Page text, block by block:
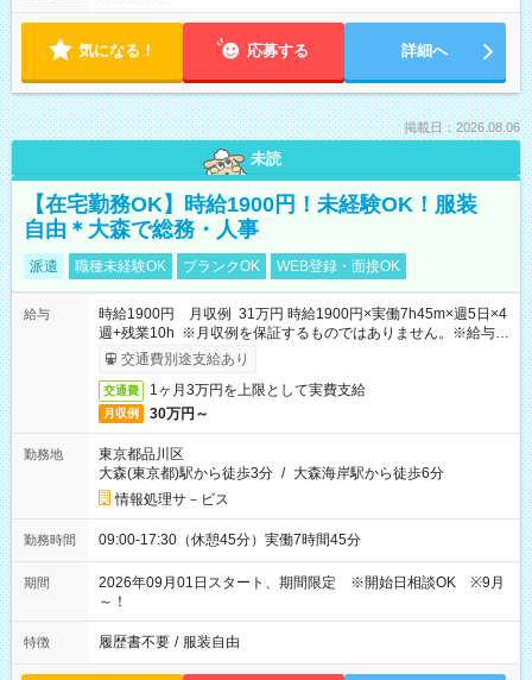
気になる！ 応募する 詳細へ
掲載日：2026.08.06
未読
【在宅勤務OK】時給1900円！未経験OK！服装
自由＊大森で総務・人事
派遣 職種未経験OK ブランクOK WEB登録・面接OK
給与
時給1900円 月収例 31万円 時給1900円×実働7h45m×週5日×4
週+残業10h ※月収例を保証するものではありません。※給与即
受取りサービス利用可（利用条件有）
交通費別途支給あり
交通費 1ヶ月3万円を上限として実費支給
月収例 30万円～
勤務地
東京都品川区
大森(東京都)駅から徒歩3分 / 大森海岸駅から徒歩6分
情報処理サ－ビス
勤務時間 09:00-17:30（休憩45分）実働7時間45分
期間
2026年09月01日スタート、期間限定 ※開始日相談OK ※9月
～！
特徴 履歴書不要 / 服装自由